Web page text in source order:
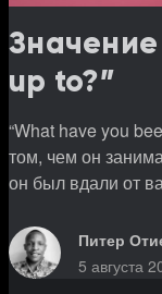
up to?”
“What have you
том, чем он
он был вдали от
Питер
5 августа